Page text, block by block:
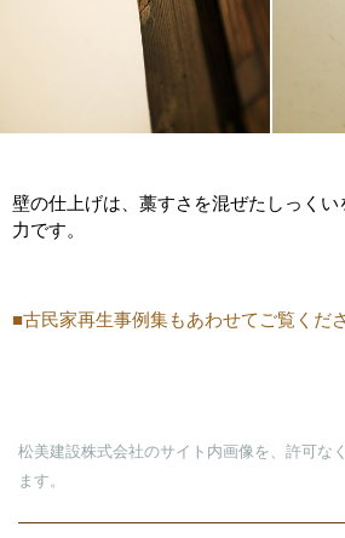
壁の仕上げは、藁すさを混ぜたしっく
力です。
■古民家再生事例集もあわせてご覧くだ
松美建設株式会社のサイト内画像を、許可な
ます。